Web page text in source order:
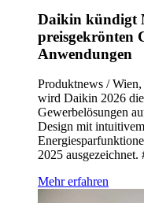
Daikin kündigt
preisgekrönten
Anwendungen
Produktnews /
wird Daikin 2026
Gewerbelösungen
Design mit
2025 ausgezeichnet.
Mehr erfahren